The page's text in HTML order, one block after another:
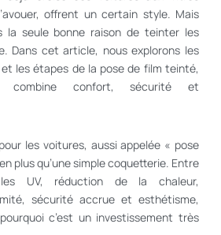
offrent un certain style. Mais
la seule bonne raison de teinter les
Dans cet article, nous explorons les
les étapes de la pose de film teinté,
combine confort, sécurité et
les voitures, aussi appelée « pose
plus qu’une simple coquetterie. Entre
UV, réduction de la chaleur,
sécurité accrue et esthétisme,
c’est un investissement très